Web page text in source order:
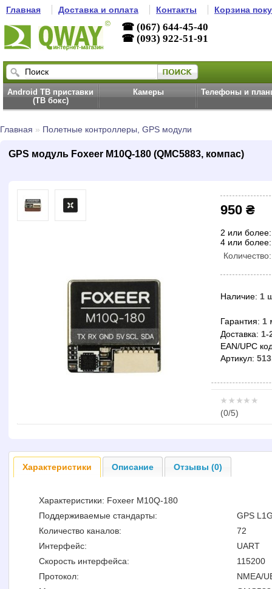
Главная Доставка и оплата Контакты Корзина
☎ (067) 644-45-40
☎ (093) 922-51-91
Android ТВ приставки
(ТВ бокс)
Камеры Телефоны и
Главная » Полетные контроллеры, GPS модули
GPS модуль Foxeer M10Q-180 (QMC5883, компас)
950 ₴
2 или
4 или
Наличие: 1
Гарантия: 1
Доставка: 1-
EAN/UPC
Артикул:
(0/5)
Характеристики Описание Отзывы (0)
Характеристики: Foxeer M10Q-180
Поддерживаемые стандарты:
GPS
Количество каналов:
72
Интерфейс:
UART
Скорость интерфейса:
115200
Протокол:
NMEA/